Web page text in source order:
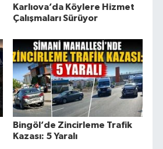
Karlıova’da Köylere Hizmet
Çalışmaları Sürüyor
Bingöl’de Zincirleme Trafik
Kazası: 5 Yaralı